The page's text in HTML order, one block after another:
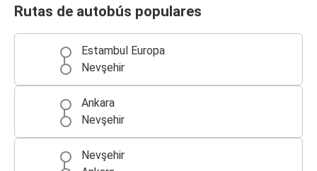
Rutas de autobús populares
Estambul Europa
Nevşehir
Ankara
Nevşehir
Nevşehir